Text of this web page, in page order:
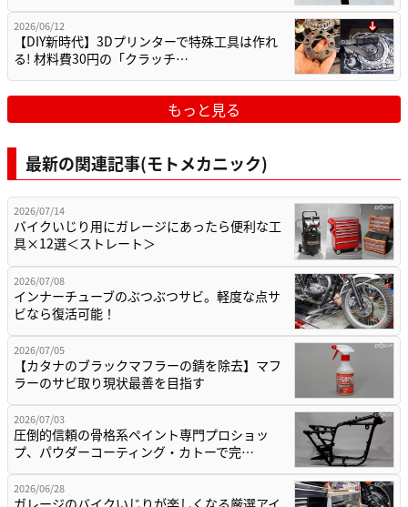
2026/06/12
【DIY新時代】3Dプリンターで特殊工具は作れ
る! 材料費30円の「クラッチ…
もっと見る
最新の関連記事(モトメカニック)
2026/07/14
バイクいじり用にガレージにあったら便利な工
具×12選＜ストレート＞
2026/07/08
インナーチューブのぶつぶつサビ。軽度な点サ
ビなら復活可能！
2026/07/05
【カタナのブラックマフラーの錆を除去】マフ
ラーのサビ取り現状最善を目指す
2026/07/03
圧倒的信頼の骨格系ペイント専門プロショッ
プ、パウダーコーティング・カトーで完…
2026/06/28
ガレージのバイクいじりが楽しくなる厳選アイ